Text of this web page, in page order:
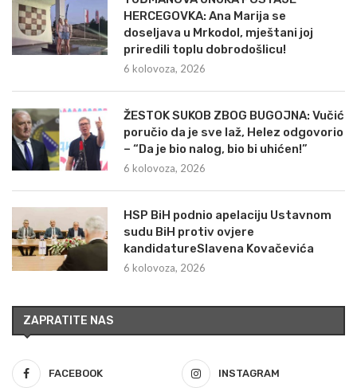
HERCEGOVKA: Ana Marija se
doseljava u Mrkodol, mještani joj
priredili toplu dobrodošlicu!
6 kolovoza, 2026
ŽESTOK SUKOB ZBOG BUGOJNA: Vučić
poručio da je sve laž, Helez odgovorio
– “Da je bio nalog, bio bi uhićen!”
6 kolovoza, 2026
HSP BiH podnio apelaciju Ustavnom
sudu BiH protiv ovjere
kandidatureSlavena Kovačevića
6 kolovoza, 2026
ZAPRATITE NAS
FACEBOOK INSTAGRAM